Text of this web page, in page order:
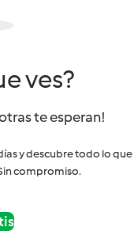
ves?
te esperan!
y descubre todo lo que
compromiso.